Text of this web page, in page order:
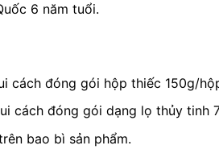
6 năm tuổi.
cách đóng gói hộp thiếc 150g/
cách đóng gói dạng lọ thủy tinh
bao bì sản phẩm.